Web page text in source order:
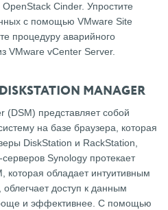
Cinder. Упростите
с помощью VMware Site
процедуру аварийного
VMware vCenter Server.
MANAGER
(DSM) представляет собой
на базе браузера, которая
DiskStation и RackStation,
Synology протекает
которая обладает интуитивным
доступ к данным
и эффективнее. С помощью